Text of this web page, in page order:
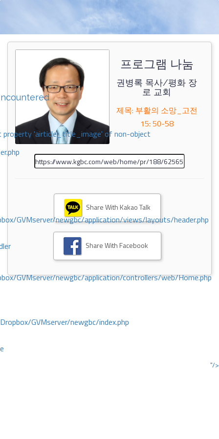
property 'airticle_title_image' of non-object
GVMserver/newgbc/application/views/layouts/header.php
GVMserver/newgbc/application/controllers/web/Home.php
GVMserver/newgbc/index.php
"/>
프로그램 나눔
권병록 목사/평화 장
로 교회
제목: 부활의 소망_고전
15: 50-58
Share With Kakao Talk
Share With Facebook